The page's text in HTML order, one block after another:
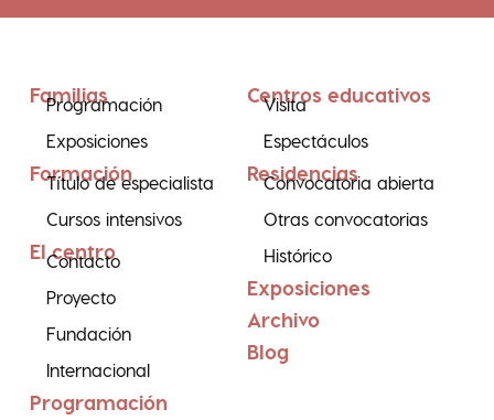
Familias
Programación
Exposiciones
Formación
Título de especialista
Cursos intensivos
El centro
Contacto
Proyecto
Fundación
Internacional
Programación
Centros educativos
Visita
Espectáculos
Residencias
Convocatoria abierta
Otras convocatorias
Histórico
Exposiciones
Archivo
Blog